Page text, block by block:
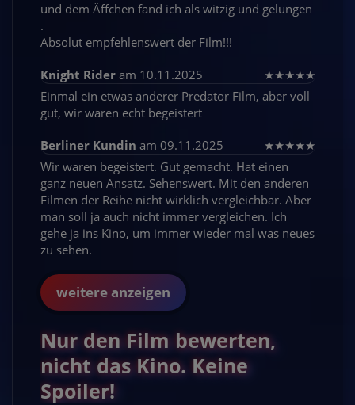
und dem Äffchen fand ich als witzig und gelungen
.
Absolut empfehlenswert der Film!!!
Knight Rider am 10.11.2025 ★★★★★
Einmal ein etwas anderer Predator Film, aber voll
gut, wir waren echt begeistert
Berliner Kundin am 09.11.2025 ★★★★★
Wir waren begeistert. Gut gemacht. Hat einen
ganz neuen Ansatz. Sehenswert. Mit den anderen
Filmen der Reihe nicht wirklich vergleichbar. Aber
man soll ja auch nicht immer vergleichen. Ich
gehe ja ins Kino, um immer wieder mal was neues
zu sehen.
weitere anzeigen
Nur den Film bewerten,
nicht das Kino. Keine
Spoiler!